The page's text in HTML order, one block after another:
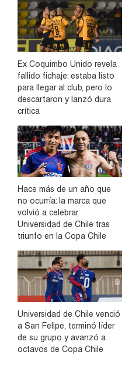
Ex Coquimbo Unido revela
fallido fichaje: estaba listo
para llegar al club, pero lo
descartaron y lanzó dura
crítica
Hace más de un año que
no ocurría: la marca que
volvió a celebrar
Universidad de Chile tras
triunfo en la Copa Chile
Universidad de Chile venció
a San Felipe, terminó líder
de su grupo y avanzó a
octavos de Copa Chile